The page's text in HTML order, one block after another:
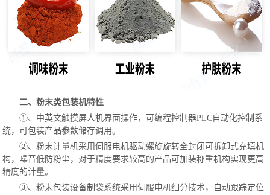
二、粉末类包装机特性
①、中英文触摸屏人机界面操作，可编程控制器PLC自动化控制系
统，可包装产品参数储存调用。
②、粉末计量机采用伺服电机驱动螺旋旋转全封闭可拆卸式充填机
构，噪音低防粉尘，对于精度要求较高的产品可加装称重机构实现更高
精度的计量。
③、粉末包装设备制袋系统采用伺服电机细分技术，自动跟踪定位